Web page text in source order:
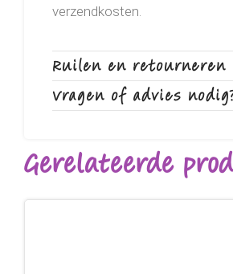
verzendkosten.
Ruilen en retourneren
Vragen of advies
Gerelateerde